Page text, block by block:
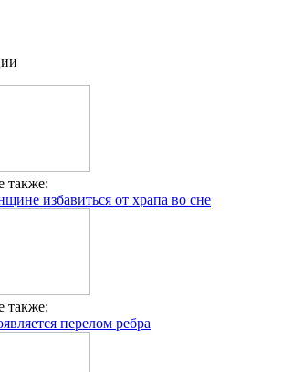
также:
избавиться от храпа во сне
также:
перелом ребра